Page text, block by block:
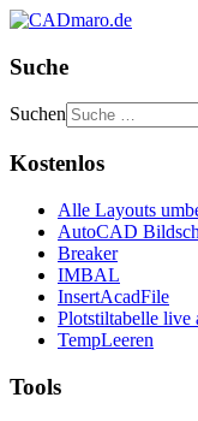
Suche
Suchen
Kostenlos
Alle Layouts
AutoCAD
Breaker
IMBAL
InsertAcadFile
Plotstiltabelle live
TempLeeren
Tools